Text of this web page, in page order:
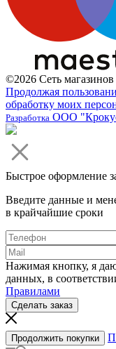
©2026 Сеть
Продолжая
обработку моих
Разработка ООО
Быстрое оформление
Введите данные и
в крайчайшие сроки
Нажимая кнопку, я
данных, в
Правилами
Сделать заказ
Продолжить покупки